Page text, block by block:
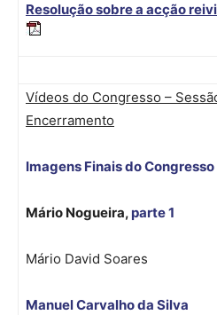
Resolução sobre a acção
Vídeos do Congresso –
Encerramento
Imagens Finais do Congresso
Mário Nogueira, parte 1
Mário David Soares
Manuel Carvalho da Silva